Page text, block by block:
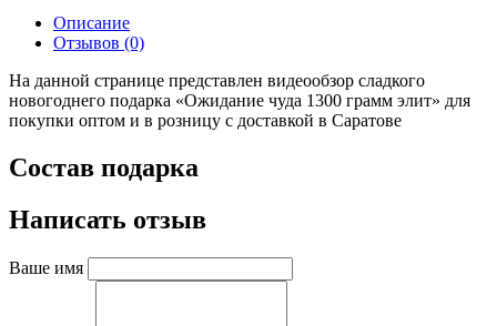
Описание
Отзывов (0)
На данной странице представлен видеообзор сладкого
новогоднего подарка «Ожидание чуда 1300 грамм элит» для
покупки оптом и в розницу с доставкой в Саратове
Состав подарка
Написать отзыв
Ваше имя